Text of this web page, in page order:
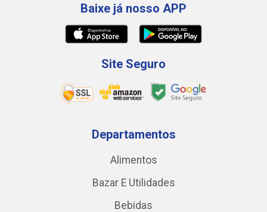
Baixe já nosso APP
Site Seguro
Departamentos
Alimentos
Bazar E Utilidades
Bebidas